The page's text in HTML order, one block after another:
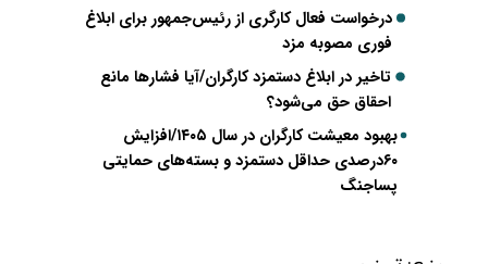
درخواست فعال کارگری از رئیس‌جمهور برای ابلاغ
فوری مصوبه مزد
تاخیر در ابلاغ دستمزد کارگران/آیا فشارها مانع
احقاق حق می‌شود؟
بهبود معیشت کارگران در سال ۱۴۰۵/افزایش
۶۰درصدی حداقل دستمزد و بسته‌های حمایتی
پساجنگ